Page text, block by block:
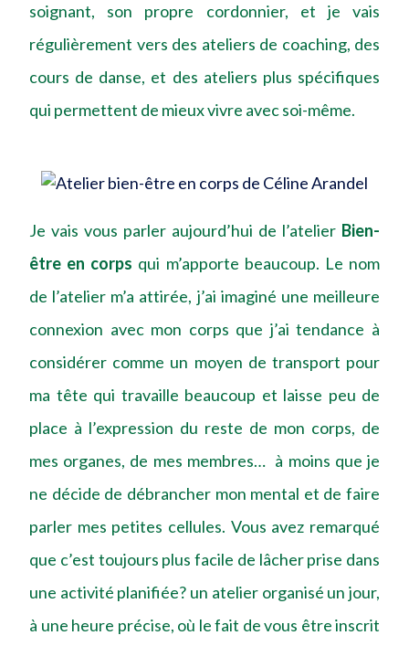
soignant, son propre cordonnier, et je vais
régulièrement vers des ateliers de coaching, des
cours de danse, et des ateliers plus spécifiques
qui permettent de mieux vivre avec soi-même.
Je vais vous parler aujourd’hui de l’atelier Bien-
être en corps qui m’apporte beaucoup. Le nom
de l’atelier m’a attirée, j’ai imaginé une meilleure
connexion avec mon corps que j’ai tendance à
considérer comme un moyen de transport pour
ma tête qui travaille beaucoup et laisse peu de
place à l’expression du reste de mon corps, de
mes organes, de mes membres… à moins que je
ne décide de débrancher mon mental et de faire
parler mes petites cellules. Vous avez remarqué
que c’est toujours plus facile de lâcher prise dans
une activité planifiée? un atelier organisé un jour,
à une heure précise, où le fait de vous être inscrit